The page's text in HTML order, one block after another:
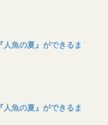
人魚の夏』ができるま
人魚の夏』ができるま